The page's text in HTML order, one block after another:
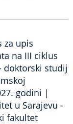
za upis
na III ciklus
doktorski studij
godini |
u Sarajevu -
fakultet